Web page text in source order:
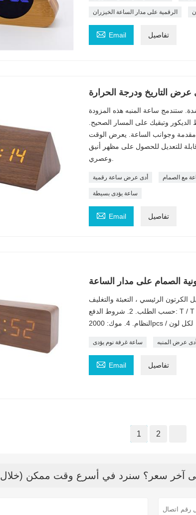
الرقمية على مدار الساعة الخيزران
 Email تفاصيل
التاريخ ودرجة الحرارة
ستندمج ساعة المنبه هذه المزودة
وتبقيك على المسار الصحيح.
مقدمة وجوانب الساعة. يعرض الوقت
للتعديل للحصول على مظهر أنيق
أدى عرض ساعة رقمية مع الصمام
ساعة يؤدى بسيطة
 Email تفاصيل
الصمام على مدار الساعة
دليل الكرتون الرئيسي ، التعبئة والتغليف
حسب الطلب. 2. شروط الدفع: T / T & LC & ويسترن يونيون. 3. وقت التسليم: 45 يوما بعد تأكيد
النظام. 4. موك: 2000pcs / لكل لون
ساعة غرفة نوم يؤدى أدى عرض المنبه
 Email تفاصيل
1 2
آخر سعر؟ سنرد في أسرع وقت ممكن (خلال 12 ساعة)